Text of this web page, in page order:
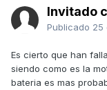
Invitado
Publicado 25
Es cierto que han
siendo como es la
bateria es mas